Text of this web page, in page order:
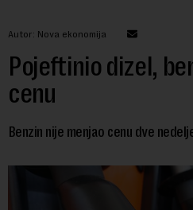
Autor: Nova ekonomija
Pojeftinio dizel,
cenu
Benzin nije menjao cenu dve